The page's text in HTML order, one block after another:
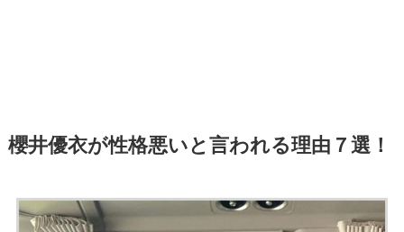
櫻井優衣が性格悪いと言われる理由７選！